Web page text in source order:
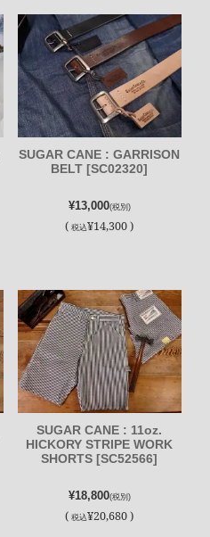
SUGAR CANE : GARRISON
BELT [SC02320]
¥13,000(税別)
(税込¥14,300 )
SUGAR CANE : 11oz.
HICKORY STRIPE WORK
SHORTS [SC52566]
¥18,800(税別)
(税込¥20,680 )